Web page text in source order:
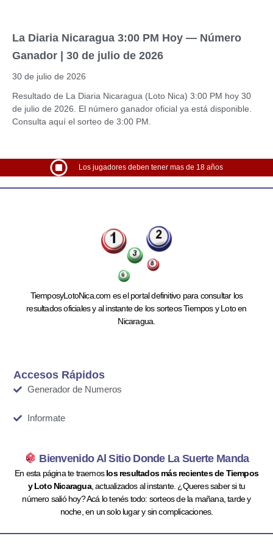
La Diaria Nicaragua 3:00 PM Hoy — Número
Ganador | 30 de julio de 2026
30 de julio de 2026
Resultado de La Diaria Nicaragua (Loto Nica) 3:00 PM hoy 30
de julio de 2026. El número ganador oficial ya está disponible.
Consulta aquí el sorteo de 3:00 PM.
Los jugadores deben tener mas de 18 años
TiemposyLotoNica.com es el portal definitivo para consultar los
resultados oficiales y al instante de los sorteos Tiempos y Loto en
Nicaragua.
Accesos Rápidos
Generador de Numeros
Informate
Bienvenido Al Sitio Donde La Suerte Manda
En esta página te traemoslos resultados más recientes de Tiempos
y Loto Nicaragua, actualizados al instante. ¿Queres saber si tu
número salió hoy? Acá lo tenés todo: sorteos de la mañana, tarde y
noche, en un solo lugar y sin complicaciones.